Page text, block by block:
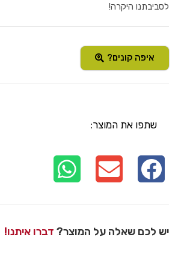
לסביבתנו היקרה!
איפה קונים?
שתפו את המוצר:
יש לכם שאלה על המוצר? דברו איתנו!